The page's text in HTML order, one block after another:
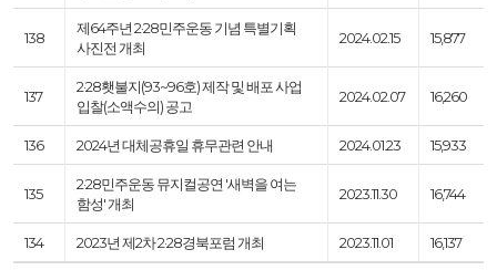
138
제64주년 2·28민주운동 기념 특별기획
사진전 개최
2024.02.15 15,877
137
2·28횃불지(93~96호) 제작 및 배포 사업
입찰(소액수의) 공고
2024.02.07 16,260
136 2024년 대체공휴일 휴무관련 안내 2024.01.23 15,933
135
2·28민주운동 뮤지컬공연 '새벽을 여는
함성' 개최
2023.11.30 16,744
134 2023년 제2차 2·28경북포럼 개최 2023.11.01 16,137